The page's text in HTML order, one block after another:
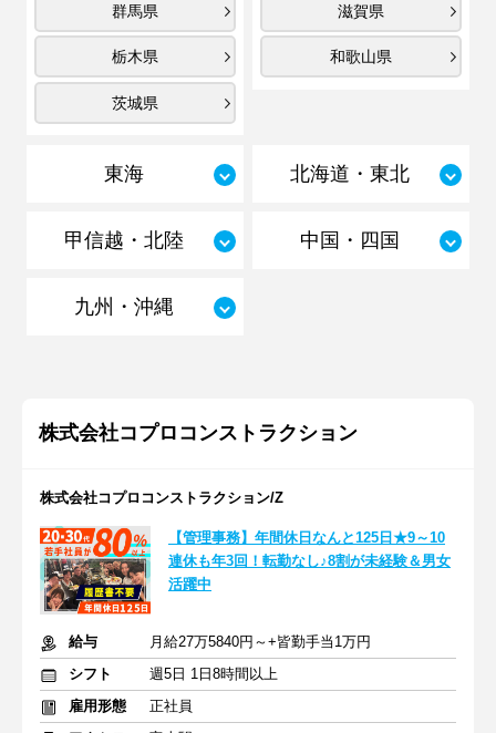
群馬県
栃木県
茨城県
滋賀県
和歌山県
東海 北海道・東北
甲信越・北陸 中国・四国
九州・沖縄
株式会社コプロコンストラクション
株式会社コプロコンストラクション/Z
【管理事務】年間休日なんと125日★9～10
連休も年3回！転勤なし♪8割が未経験＆男女
活躍中
給与
月給27万5840円～+皆勤手当1万円
シフト
週5日 1日8時間以上
雇用形態
正社員